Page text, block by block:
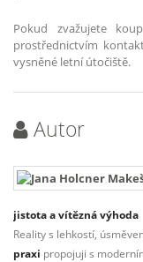
Pokud zvažujete
prostřednictvím
vysněné letní útočiště.
Autor
jistota a vítězná výhoda
Reality s lehkostí,
praxi propojuji s